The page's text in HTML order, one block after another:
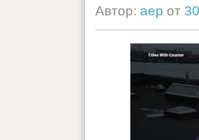
Автор: aep от